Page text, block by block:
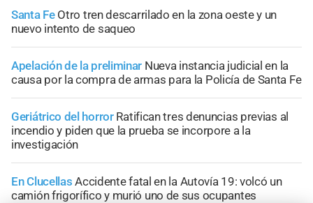
Santa Fe Otro tren descarrilado en la zona oeste y un
nuevo intento de saqueo
Apelación de la preliminar Nueva instancia judicial en la
causa por la compra de armas para la Policía de Santa Fe
Geriátrico del horror Ratifican tres denuncias previas al
incendio y piden que la prueba se incorpore a la
investigación
En Clucellas Accidente fatal en la Autovía 19: volcó un
camión frigorífico y murió uno de sus ocupantes